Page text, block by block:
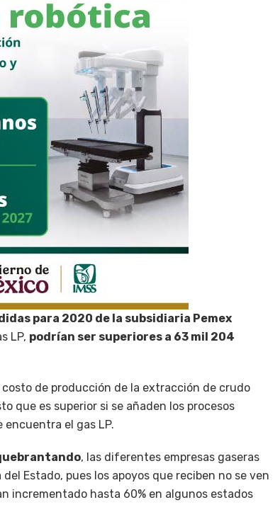
para 2020 de la subsidiaria Pemex
LP, podrían ser superiores a 63 mil 204
costo de producción de la extracción de crudo
que es superior si se añaden los procesos
el gas LP.
, las diferentes empresas gaseras
Estado, pues los apoyos que reciben no se ven
incrementado hasta 60% en algunos estados